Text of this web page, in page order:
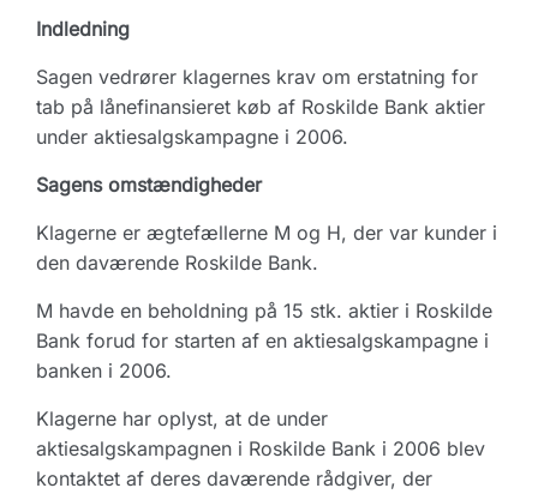
Indledning
Sagen vedrører klagernes krav om erstatning for
tab på lånefinansieret køb af Roskilde Bank aktier
under aktiesalgskampagne i 2006.
Sagens omstændigheder
Klagerne er ægtefællerne M og H, der var kunder i
den daværende Roskilde Bank.
M havde en beholdning på 15 stk. aktier i Roskilde
Bank forud for starten af en aktiesalgskampagne i
banken i 2006.
Klagerne har oplyst, at de under
aktiesalgskampagnen i Roskilde Bank i 2006 blev
kontaktet af deres daværende rådgiver, der